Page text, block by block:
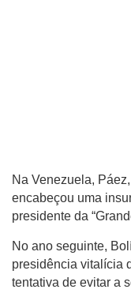
Na Venezuela,
encabeçou uma
presidente da
No ano seguinte,
presidência vitalícia
tentativa de evitar a